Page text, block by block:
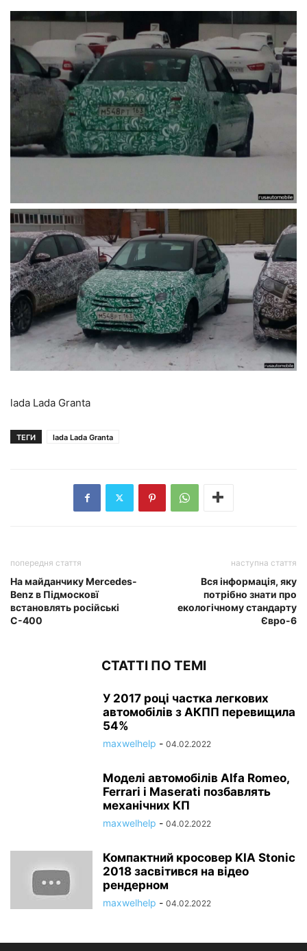
lada Lada Granta
ТЕГИ lada Lada Granta
попередня стаття
На майданчику Mercedes-
Benz в Підмосковї
встановлять російські
С-400
наступна стаття
Вся інформація, яку
потрібно знати про
екологічному стандарту
Євро-6
СТАТТІ ПО ТЕМІ
У 2017 році частка легкових
автомобілів з АКПП перевищила
54%
maxwelhelp - 04.02.2022
Моделі автомобілів Alfa Romeo,
Ferrari і Maserati позбавлять
механічних КП
maxwelhelp - 04.02.2022
Компактний кросовер KIA Stonic
2018 засвітився на відео
рендерном
maxwelhelp - 04.02.2022